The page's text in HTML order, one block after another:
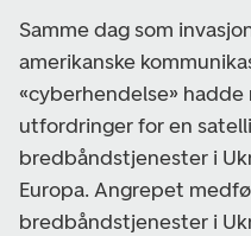
Samme dag som
amerikanske
«cyberhendelse»
utfordringer for en
bredbåndstjenester i
Europa. Angrepet
bredbåndstjenester i